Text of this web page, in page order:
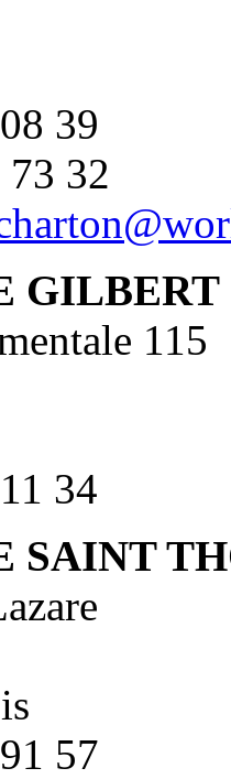
39
32
GILBERT
115
34
SAINT
57